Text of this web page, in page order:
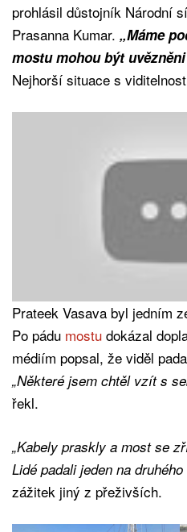
prohlásil důstojník Národní
Prasanna Kumar. „Máme
mostu mohou být
Nejhorší situace s
Prateek Vasava byl jedním
Po pádu mostu dokázal
médiím popsal, že viděl
„Některé jsem chtěl vzít s
řekl.
„Kabely praskly a most se
Lidé padali jeden na
zážitek jiný z přeživších.